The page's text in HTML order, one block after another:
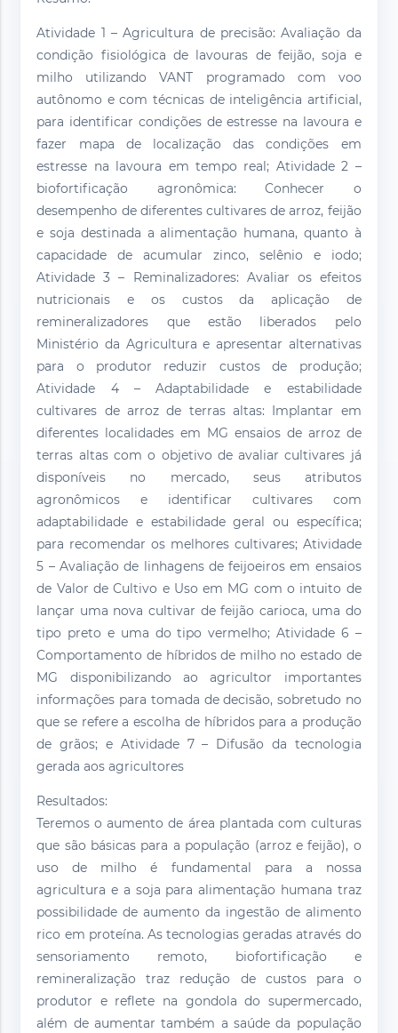
Atividade 1 – Agricultura de precisão: Avaliação da
condição fisiológica de lavouras de feijão, soja e
milho utilizando VANT programado com voo
autônomo e com técnicas de inteligência artificial,
para identificar condições de estresse na lavoura e
fazer mapa de localização das condições em
estresse na lavoura em tempo real; Atividade 2 –
biofortificação agronômica: Conhecer o
desempenho de diferentes cultivares de arroz, feijão
e soja destinada a alimentação humana, quanto à
capacidade de acumular zinco, selênio e iodo;
Atividade 3 – Reminalizadores: Avaliar os efeitos
nutricionais e os custos da aplicação de
remineralizadores que estão liberados pelo
Ministério da Agricultura e apresentar alternativas
para o produtor reduzir custos de produção;
Atividade 4 – Adaptabilidade e estabilidade
cultivares de arroz de terras altas: Implantar em
diferentes localidades em MG ensaios de arroz de
terras altas com o objetivo de avaliar cultivares já
disponíveis no mercado, seus atributos
agronômicos e identificar cultivares com
adaptabilidade e estabilidade geral ou específica;
para recomendar os melhores cultivares; Atividade
5 – Avaliação de linhagens de feijoeiros em ensaios
de Valor de Cultivo e Uso em MG com o intuito de
lançar uma nova cultivar de feijão carioca, uma do
tipo preto e uma do tipo vermelho; Atividade 6 –
Comportamento de híbridos de milho no estado de
MG disponibilizando ao agricultor importantes
informações para tomada de decisão, sobretudo no
que se refere a escolha de híbridos para a produção
de grãos; e Atividade 7 – Difusão da tecnologia
gerada aos agricultores
Resultados:
Teremos o aumento de área plantada com culturas
que são básicas para a população (arroz e feijão), o
uso de milho é fundamental para a nossa
agricultura e a soja para alimentação humana traz
possibilidade de aumento da ingestão de alimento
rico em proteína. As tecnologias geradas através do
sensoriamento remoto, biofortificação e
remineralização traz redução de custos para o
produtor e reflete na gondola do supermercado,
além de aumentar também a saúde da população